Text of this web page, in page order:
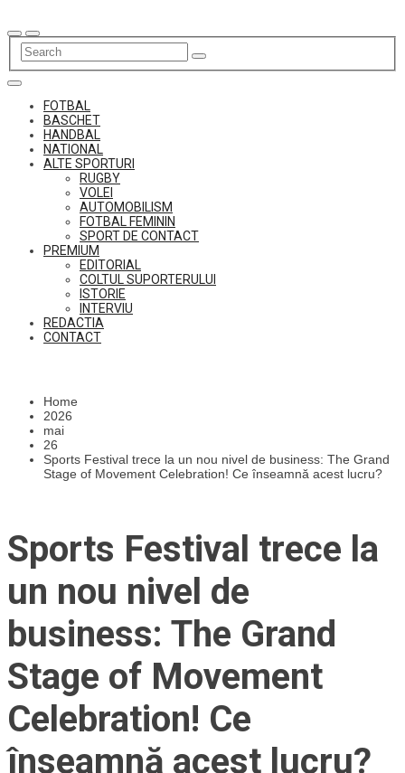
to
content
FOTBAL
BASCHET
HANDBAL
NATIONAL
ALTE SPORTURI
RUGBY
VOLEI
AUTOMOBILISM
FOTBAL FEMININ
SPORT DE CONTACT
PREMIUM
EDITORIAL
COLTUL SUPORTERULUI
ISTORIE
INTERVIU
REDACTIA
CONTACT
Home
2026
mai
26
Sports Festival trece la un nou nivel de business: The Grand
Stage of Movement Celebration! Ce înseamnă acest lucru?
Sports Festival trece la
un nou nivel de
business: The Grand
Stage of Movement
Celebration! Ce
înseamnă acest lucru?